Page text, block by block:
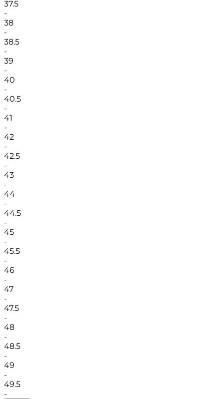
37.5
-
38
-
38.5
-
39
-
40
-
40.5
-
41
-
42
-
42.5
-
43
-
44
-
44.5
-
45
-
45.5
-
46
-
47
-
47.5
-
48
-
48.5
-
49
-
49.5
-